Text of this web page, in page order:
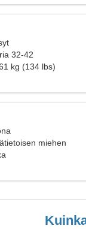
32-42
kg (134 lbs)
miehen